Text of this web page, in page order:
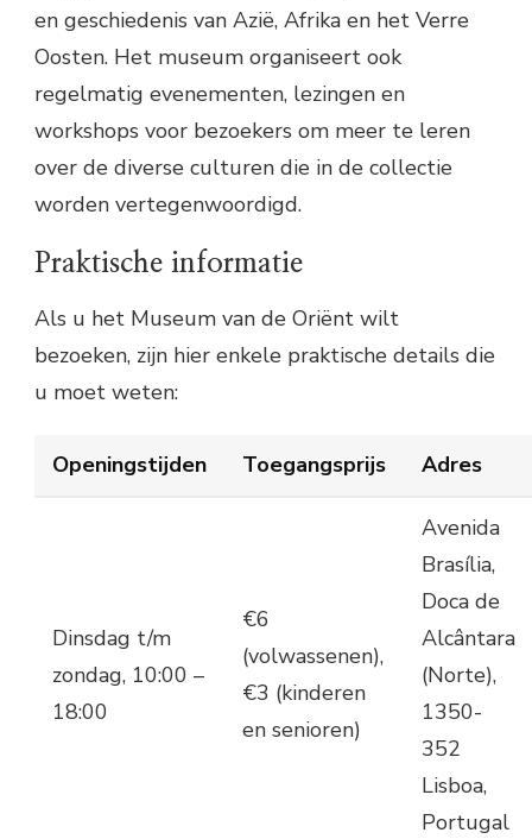
en geschiedenis van Azië, Afrika en het Verre
Oosten. Het museum organiseert ook
regelmatig evenementen, lezingen en
workshops voor bezoekers om meer te leren
over de diverse culturen die in de collectie
worden vertegenwoordigd.
Praktische informatie
Als u het Museum van de Oriënt wilt
bezoeken, zijn hier enkele praktische details die
u moet weten:
Openingstijden Toegangsprijs Adres
Dinsdag t/m
zondag, 10:00 –
18:00
€6
(volwassenen),
€3 (kinderen
en senioren)
Avenida
Brasília,
Doca de
Alcântara
(Norte),
1350-
352
Lisboa,
Portugal